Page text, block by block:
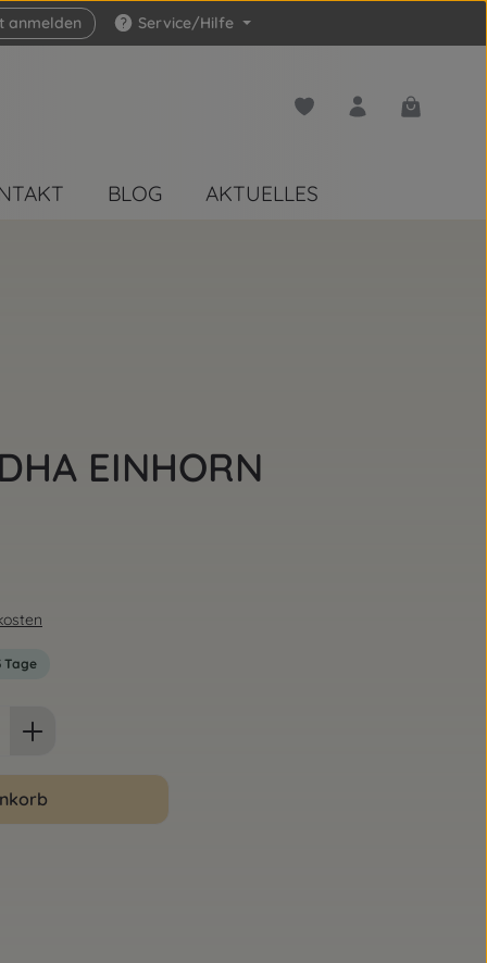
anmelden Service/Hilfe
Du hast 0 Produkte auf
BLOG AKTUELLES
EINHORN
Tage
den gewünschten Wert ein oder